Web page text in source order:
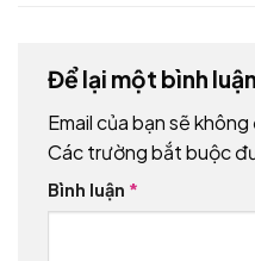
Để lại một bình luận
Email của bạn sẽ
Các trường bắt buộc
Bình luận *